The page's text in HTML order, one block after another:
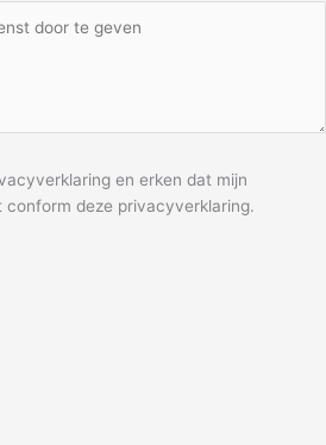
en erken dat mijn
deze privacyverklaring.